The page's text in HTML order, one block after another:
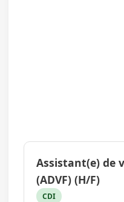
Assistant(e) de
(ADVF) (H/F)
CDI